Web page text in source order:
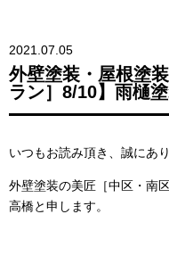
2021.07.05
外壁塗装・屋根塗
ラン］8/10】雨樋
いつもお読み頂き、誠にあ
外壁塗装の美匠［中区・南
高橋と申します。